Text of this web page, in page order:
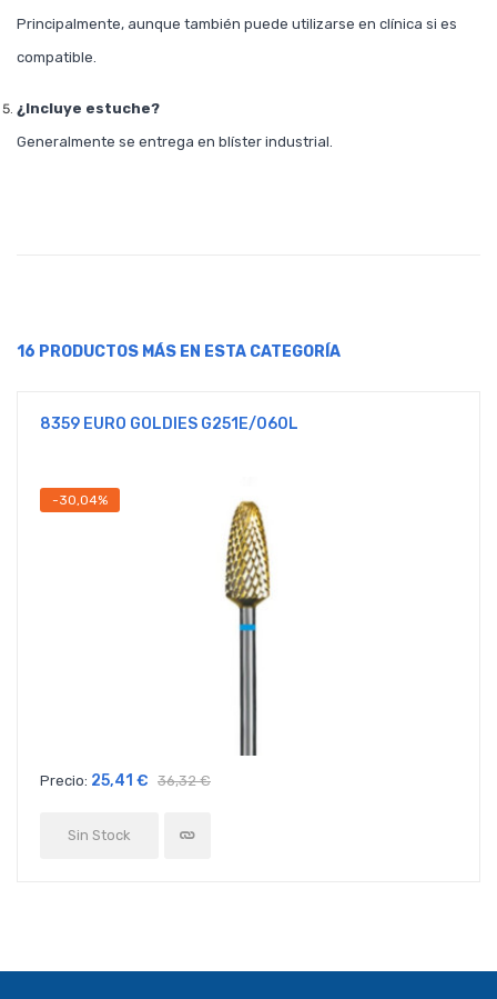
Principalmente, aunque también puede utilizarse en clínica si es
compatible.
¿Incluye estuche?
Generalmente se entrega en blíster industrial.
16 PRODUCTOS MÁS EN ESTA CATEGORÍA
8359 EURO GOLDIES G251E/060L
-30,04%
Precio: 25,41 € 36,32 €
Sin Stock